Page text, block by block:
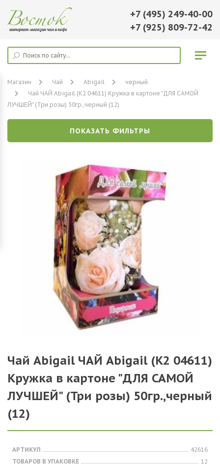
+7 (495) 249-40-00
+7 (925) 809-72-42
Магазин Чай Abigail
черный
Чай ЧАЙ Abigail (К2 04611) Кружка в картоне "ДЛЯ САМОЙ
ЛУЧШЕЙ" (Три розы) 50гр.,черный (12)
ПОКАЗАТЬ ФИЛЬТРЫ
Чай Abigail ЧАЙ Abigail (К2 04611)
Кружка в картоне "ДЛЯ САМОЙ
ЛУЧШЕЙ" (Три розы) 50гр.,черный
(12)
АРТИКУЛ
42616
ТОВАРОВ В УПАКОВКЕ
12